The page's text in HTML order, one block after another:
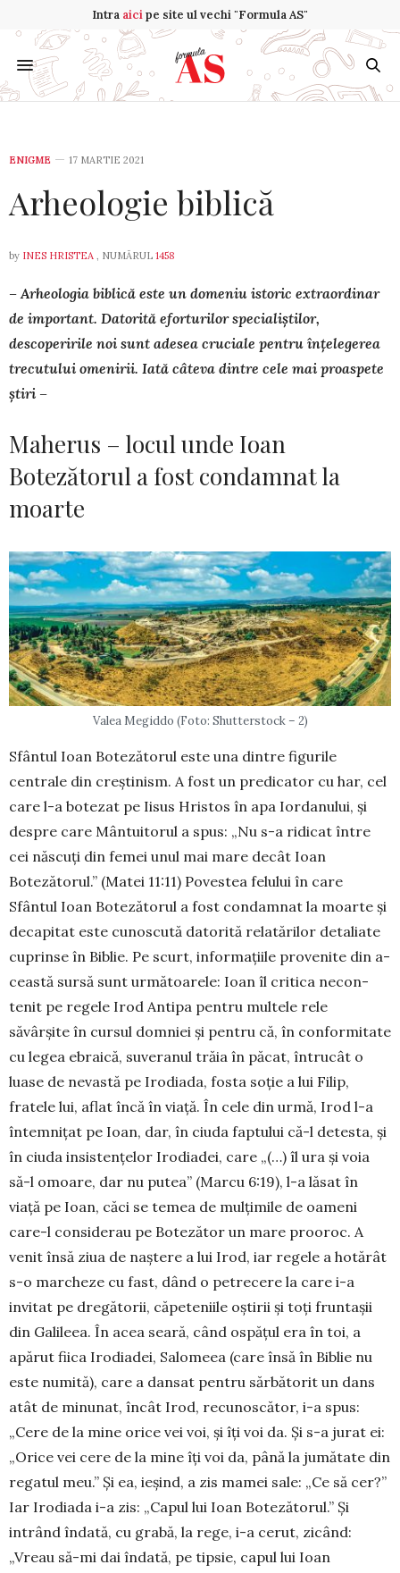
Intra aicipe site ul vechi "Formula AS"
ENIGME 17 MARTIE 2021
Arheologie biblică
by INES HRISTEA , NUMĂRUL 1458
– Arheologia biblică este un domeniu istoric extraordinar
de im­por­tant. Datorită eforturilor specialiştilor,
descoperirile noi sunt adesea cruciale pentru înţelegerea
trecutului omenirii. Iată câteva dintre cele mai proaspete
ştiri –
Maherus – locul unde Ioan
Botezătorul a fost condamnat la
moarte
Valea Megiddo (Foto: Shutterstock – 2)
Sfântul Ioan Botezătorul este una dintre figurile
centrale din creştinism. A fost un predicator cu har, cel
care l-a botezat pe Iisus Hristos în apa Iordanului, și
despre care Mântuitorul a spus: „Nu s-a ridicat între
cei născuţi din femei unul mai mare decât Ioan
Botezătorul.” (Matei 11:11) Povestea felului în care
Sfântul Ioan Botezătorul a fost con­dam­nat la moarte şi
decapitat este cunoscută da­torită relatărilor detaliate
cu­prinse în Biblie. Pe scurt, in­formaţiile provenite din a­
ceastă sursă sunt ur­mă­toa­rele: Ioan îl critica ne­con­
tenit pe regele Irod Antipa pentru multele rele
săvârşite în cursul domniei şi pentru că, în conformitate
cu legea ebraică, suveranul trăia în păcat, întrucât o
luase de nevastă pe Irodiada, fosta soţie a lui Filip,
fratele lui, aflat încă în viaţă. În cele din urmă, Irod l-a
întemniţat pe Ioan, dar, în ciuda faptului că-l detesta, și
în ciuda insistenţelor Iro­diadei, care „(…) îl ura şi voia
să-l omoare, dar nu putea” (Marcu 6:19), l-a lăsat în
viaţă pe Ioan, căci se temea de mulţimile de oameni
care-l considerau pe Botezător un mare prooroc. A
venit însă ziua de naştere a lui Irod, iar regele a hotărât
s-o marcheze cu fast, dând o petrecere la care i-a
invitat pe dre­gătorii, căpeteniile oştirii şi toţi fruntaşii
din Ga­lileea. În acea seară, când ospăţul era în toi, a
apărut fiica Irodiadei, Salomeea (care însă în Biblie nu
este numită), care a dansat pentru sărbătorit un dans
atât de minunat, încât Irod, recunoscător, i-a spus:
„Cere de la mine orice vei voi, şi îţi voi da. Şi s-a jurat ei:
„Orice vei cere de la mine îţi voi da, până la ju­mă­tate din
regatul meu.” Şi ea, ieşind, a zis mamei sale: „Ce să cer?”
Iar Irodiada i-a zis: „Capul lui Ioan Botezătorul.” Şi
intrând îndată, cu grabă, la rege, i-a cerut, zicând:
„Vreau să-mi dai îndată, pe tipsie, capul lui Ioan